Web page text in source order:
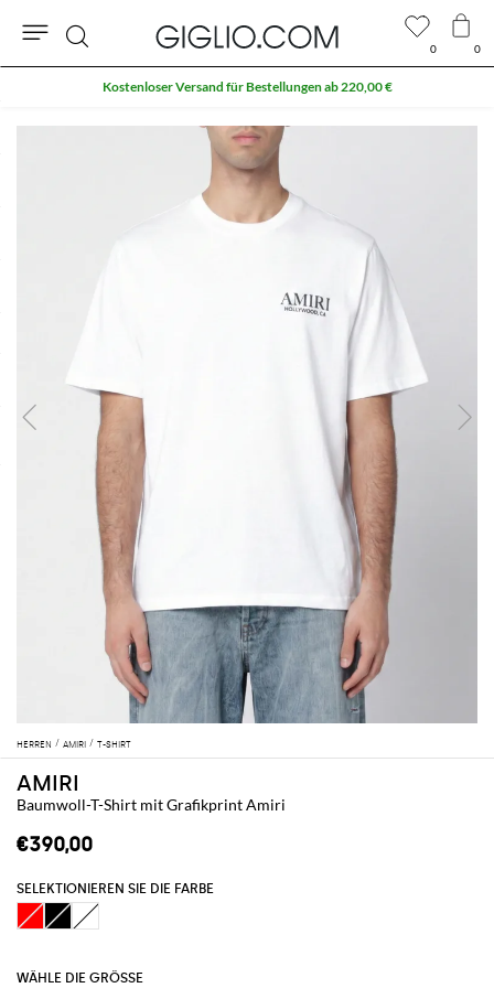
HERREN AMIRI T-SHIRT
AMIRI
Baumwoll-T-Shirt mit Grafikprint Amiri
€390,00
SELEKTIONIEREN SIE DIE FARBE
WÄHLE DIE GRÖSSE
0 0
Suche
Kostenloser Versand für Bestellungen ab 220,00 €